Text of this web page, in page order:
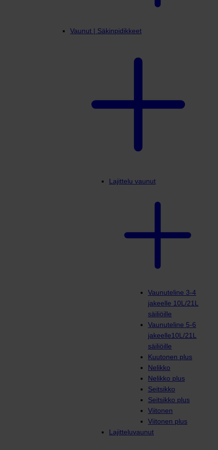
Vaunut | Säkinpidikkeet
Lajittelu vaunut
Vaunuteline 3-4
jakeelle 10L/21L
säiliöille
Vaunuteline 5-6
jakeelle10L/21L
säiliöille
Kuutonen plus
Nelikko
Nelikko plus
Seitsikko
Seitsikko plus
Viitonen
Viitonen plus
Lajitteluvaunut